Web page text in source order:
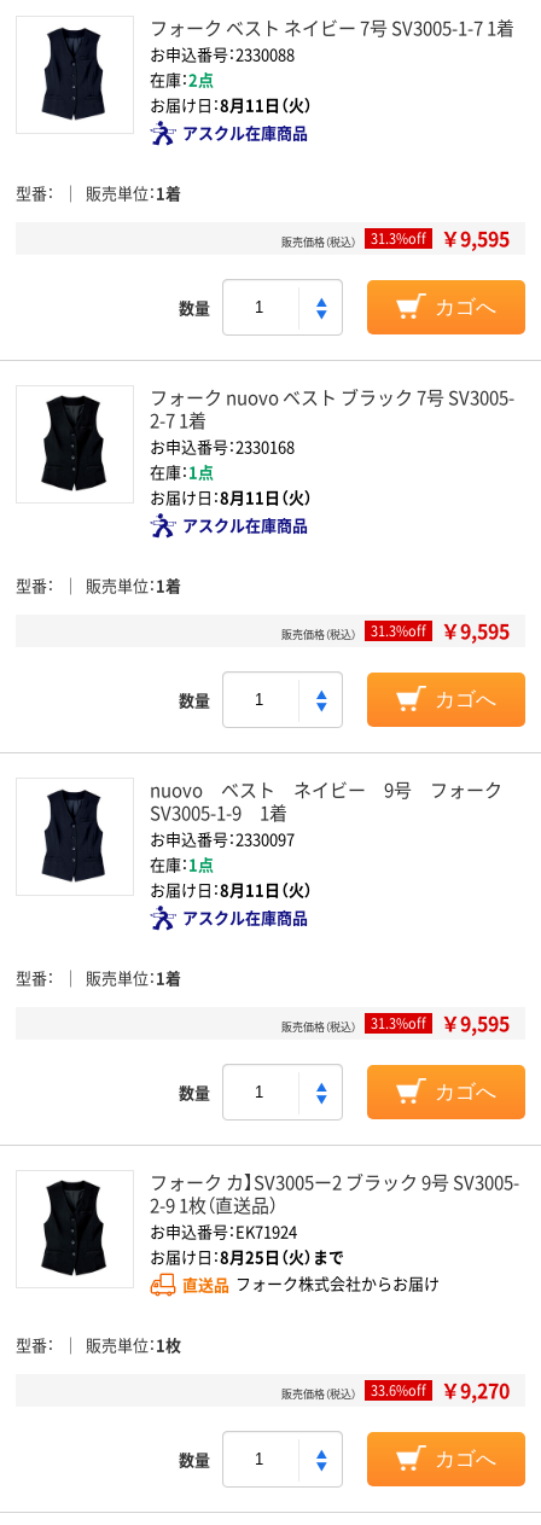
フォーク ベスト ネイビー 7号 SV3005-1-7 1着
お申込番号：2330088
在庫：2点
お届け日：8月11日（火）
アスクル在庫商品
型番 販売単位 1着
販売価格（税込） 31.3%off ￥9,595
数量 カゴへ
フォーク nuovo ベスト ブラック 7号 SV3005-
2-7 1着
お申込番号：2330168
在庫：1点
お届け日：8月11日（火）
アスクル在庫商品
型番 販売単位 1着
販売価格（税込） 31.3%off ￥9,595
数量 カゴへ
nuovo ベスト ネイビー 9号 フォーク
SV3005-1-9 1着
お申込番号：2330097
在庫：1点
お届け日：8月11日（火）
アスクル在庫商品
型番 販売単位 1着
販売価格（税込） 31.3%off ￥9,595
数量 カゴへ
フォーク カ】SV3005ー2 ブラック 9号 SV3005-
2-9 1枚（直送品）
お申込番号：EK71924
お届け日：8月25日（火）まで
直送品 フォーク株式会社からお届け
型番 販売単位 1枚
販売価格（税込） 33.6%off ￥9,270
数量 カゴへ